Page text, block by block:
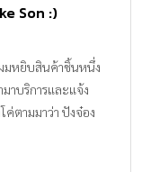
Son :)
มหยิบสินค้าชิ้นหนึ่ง
าบริการและแจ้ง
ค่ตามมาว่า ปังจ๋อง